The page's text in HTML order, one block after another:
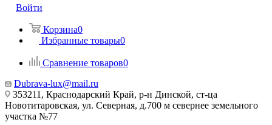
Войти
Корзина0
Избранные товары0
Сравнение товаров0
Dubrava-lux@mail.ru
353211, Краснодарский Край, р-н Динской, ст-ца
Новотитаровская, ул. Северная, д.700 м севернее земельного
участка №77